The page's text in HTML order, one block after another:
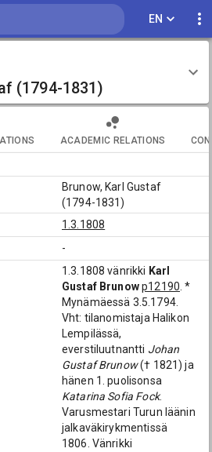
EN
(1794-1831)
ACADEMIC RELATIONS
Brunow, Karl Gustaf
(1794-1831)
1.3.1808
-
1.3.1808 vänrikki Karl
Gustaf Brunowp12190 . *
Mynämäessä 3.5.1794.
Vht: tilanomistaja Halikon
Lempilässä,
everstiluutnantti Johan
Gustaf Brunow(† 1821) ja
hänen 1. puolisonsa
Katarina Sofia Fock.
Varusmestari Turun läänin
jalkaväkirykmentissä
1806. Vänrikki